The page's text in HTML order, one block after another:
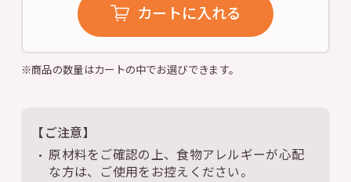
カートに入れる
※商品の数量はカートの中でお選びできます。
【ご注意】
原材料をご確認の上、食物アレルギーが心配
な方は、ご使用をお控えください。